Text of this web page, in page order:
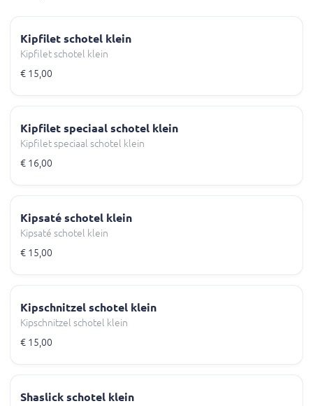
Kipfilet schotel klein
Kipfilet schotel klein
€ 15,00
Kipfilet speciaal schotel klein
Kipfilet speciaal schotel klein
€ 16,00
Kipsaté schotel klein
Kipsaté schotel klein
€ 15,00
Kipschnitzel schotel klein
Kipschnitzel schotel klein
€ 15,00
Shaslick schotel klein